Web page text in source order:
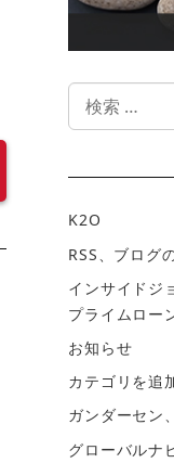
検
K2O
RSS、ブログ
インサイドジ
プライムロー
お知らせ
カテゴリを追
ガンダーセン
グローバルナ